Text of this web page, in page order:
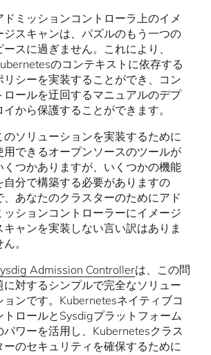
ドミッションコントローラ上のイメ
ジスキャンは、パズルのもう一つの
ースに過ぎません。これにより、
のコンテキストに依存する
リシーを実装することができ、コン
ロールを迂回するマニュアルのデプ
イから保護することができます。
のソリューションを実装するために
用できるオープンソースのツールが
くつかありますが、いくつかの機能
自分で構築する必要がありますの
、あなたのクラスターのためにアド
ッションコントローラーにイメージ
キャンを実装しない言い訳はありま
。
Admission Controllerは、この問
に対するシンプルで完全なソリュー
ョンです。Kubernetesネイティブコ
トロールとSysdigプラットフォーム
パワーを活用し、Kubernetesクラス
ーのセキュリティを確保するために